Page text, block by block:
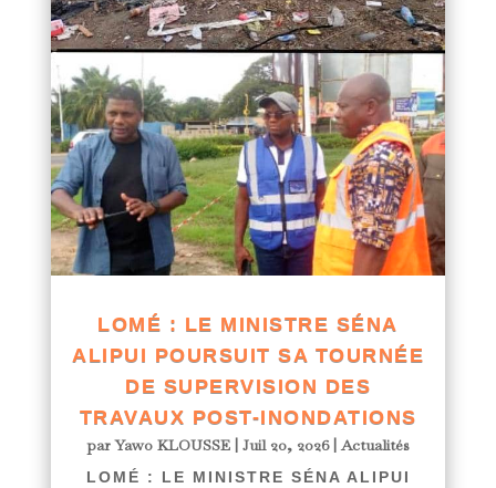
LOMÉ : LE MINISTRE SÉNA
ALIPUI POURSUIT SA TOURNÉE
DE SUPERVISION DES
TRAVAUX POST-INONDATIONS
parYawo KLOUSSE| Juil 20, 2026|Actualités
LOMÉ : LE MINISTRE SÉNA ALIPUI